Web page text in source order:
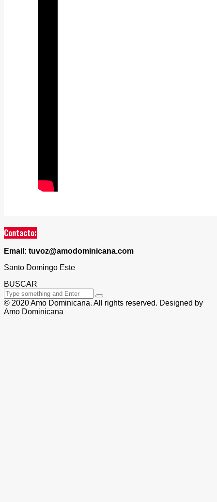
Contacto:
Email: tuvoz@amodominicana.com
Santo Domingo Este
BUSCAR
© 2020 Amo Dominicana. All rights reserved. Designed by
Amo Dominicana